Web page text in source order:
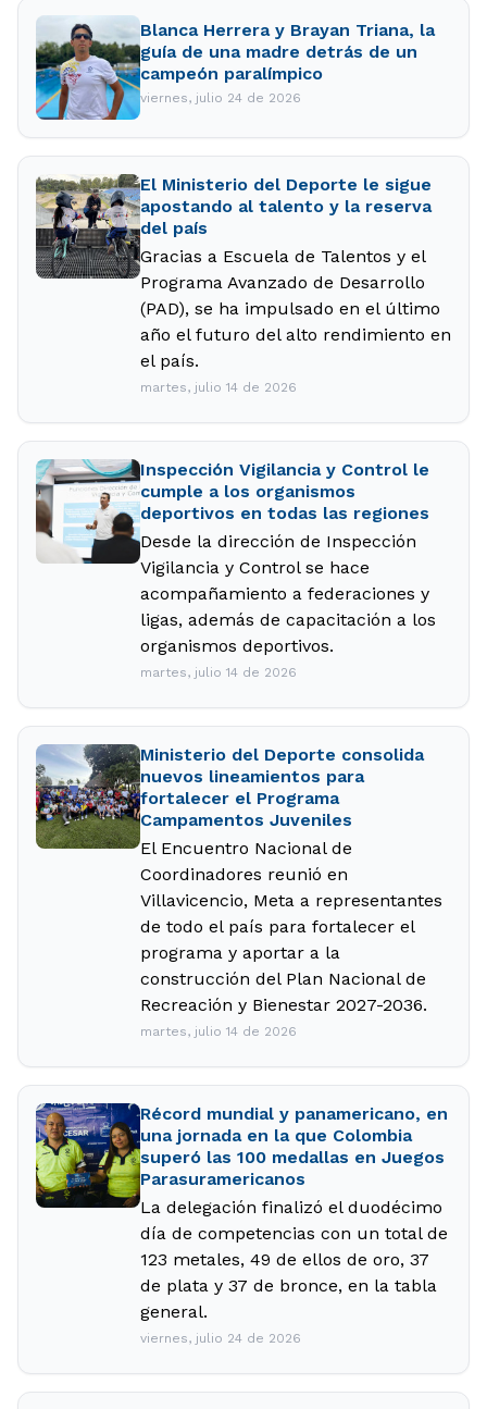
Blanca Herrera y Brayan Triana, la
guía de una madre detrás de un
campeón paralímpico
viernes, julio 24 de 2026
El Ministerio del Deporte le sigue
apostando al talento y la reserva
del país
Gracias a Escuela de Talentos y el
Programa Avanzado de Desarrollo
(PAD), se ha impulsado en el último
año el futuro del alto rendimiento en
el país.
martes, julio 14 de 2026
Inspección Vigilancia y Control le
cumple a los organismos
deportivos en todas las regiones
Desde la dirección de Inspección
Vigilancia y Control se hace
acompañamiento a federaciones y
ligas, además de capacitación a los
organismos deportivos.
martes, julio 14 de 2026
Ministerio del Deporte consolida
nuevos lineamientos para
fortalecer el Programa
Campamentos Juveniles
El Encuentro Nacional de
Coordinadores reunió en
Villavicencio, Meta a representantes
de todo el país para fortalecer el
programa y aportar a la
construcción del Plan Nacional de
Recreación y Bienestar 2027-2036.
martes, julio 14 de 2026
Récord mundial y panamericano, en
una jornada en la que Colombia
superó las 100 medallas en Juegos
Parasuramericanos
La delegación finalizó el duodécimo
día de competencias con un total de
123 metales, 49 de ellos de oro, 37
de plata y 37 de bronce, en la tabla
general.
viernes, julio 24 de 2026